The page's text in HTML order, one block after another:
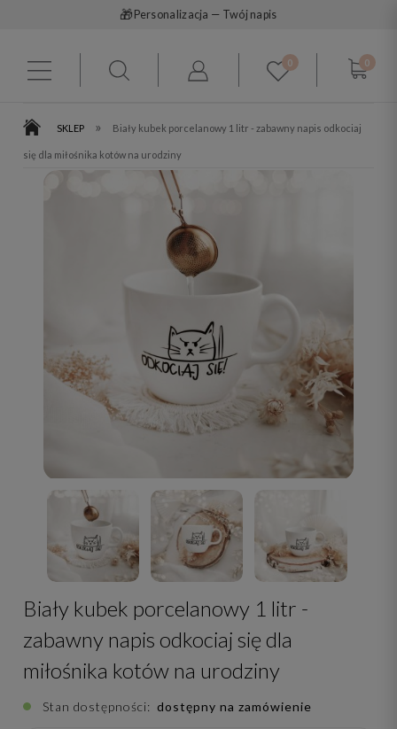
🎁 Personalizacja — Twój napis
0 0
SKLEP » Biały kubek porcelanowy 1 litr - zabawny napis odkociaj
się dla miłośnika kotów na urodziny
Biały kubek porcelanowy 1 litr -
zabawny napis odkociaj się dla
miłośnika kotów na urodziny
Stan dostępności: dostępny na zamówienie